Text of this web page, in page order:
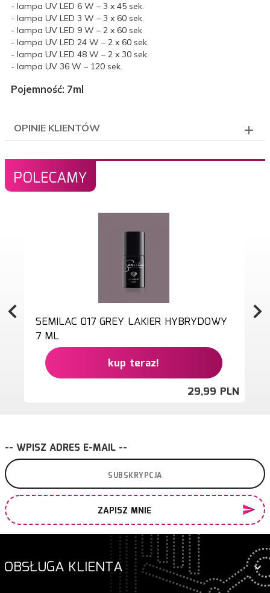
- lampa UV LED 6 W – 3 x 45 sek.
- lampa UV LED 3 W – 3 x 60 sek.
- lampa UV LED 9 W – 2 x 60 sek
- lampa UV LED 24 W – 2 x 60 sek.
- lampa UV LED 48 W – 2 x 30 sek.
- lampa UV 36 W – 120 sek.
Pojemność: 7ml
OPINIE KLIENTÓW
POLECAMY
SEMILAC 017 GREY LAKIER HYBRYDOWY
7 ML
kup teraz!
29,99 PLN
-- WPISZ ADRES E-MAIL --
ZAPISZ MNIE
OBSŁUGA KLIENTA